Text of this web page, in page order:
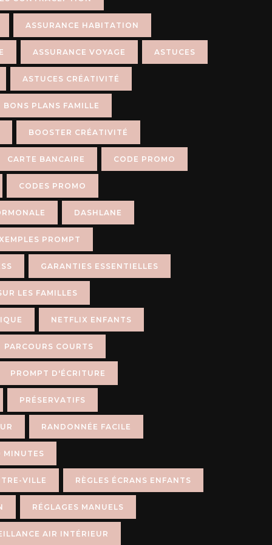
ASSURANCE HABITATION
ASSURANCE VOYAGE ASTUCES
ASTUCES CRÉATIVITÉ
BONS PLANS FAMILLE
BOOSTER CRÉATIVITÉ
CARTE BANCAIRE CODE PROMO
CODES PROMO
DASHLANE
PROMPT
GARANTIES ESSENTIELLES
LES FAMILLES
NETFLIX ENFANTS
PARCOURS COURTS
PROMPT D'ÉCRITURE
PRÉSERVATIFS
RANDONNÉE FACILE
MINUTES
VILLE RÈGLES ÉCRANS ENFANTS
RÉGLAGES MANUELS
AIR INTÉRIEUR